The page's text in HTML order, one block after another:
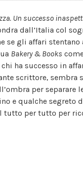
Un successo
dall’Italia col
se gli affari
Bakery & Books
ha successo in
scrittore,
per separare
e qualche segreto
tutto per tutto per